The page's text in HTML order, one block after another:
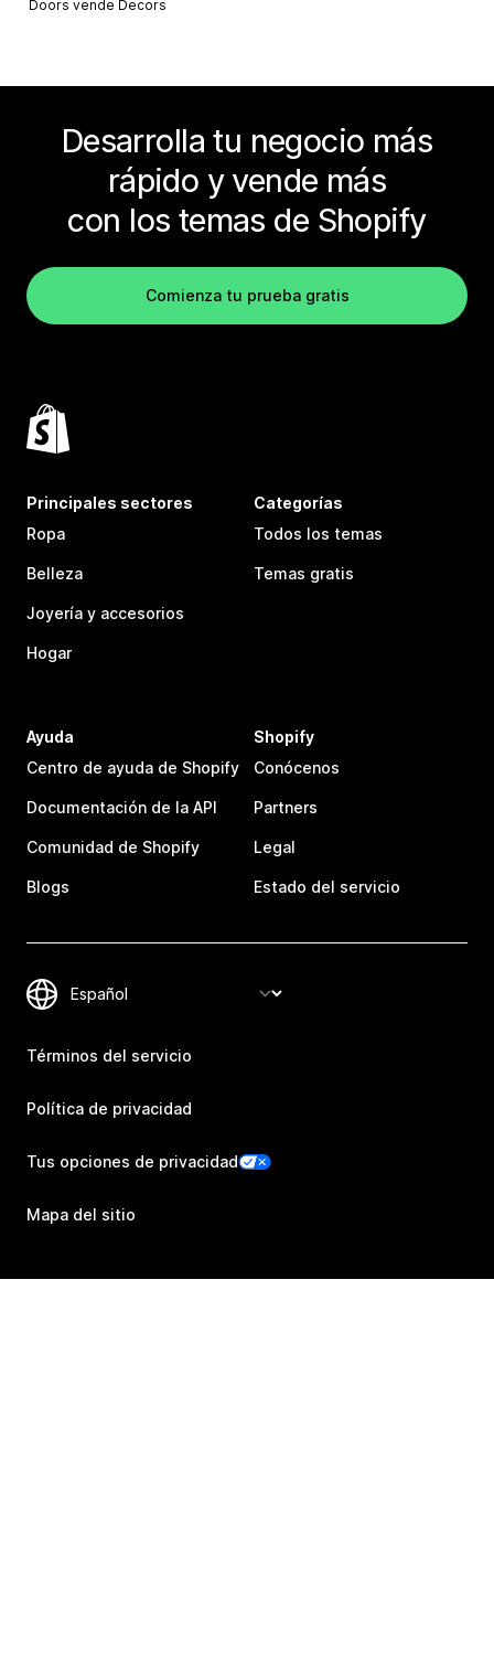
Doors vende Decors
Desarrolla tu negocio más
rápido y vende más
con los temas de Shopify
Comienza tu prueba gratis
Principales sectores
Ropa
Belleza
Joyería y accesorios
Hogar
Categorías
Todos los temas
Temas gratis
Ayuda
Centro de ayuda de Shopify
Documentación de la API
Comunidad de Shopify
Blogs
Shopify
Conócenos
Partners
Legal
Estado del servicio
Términos del servicio
Política de privacidad
Tus opciones de privacidad
Mapa del sitio